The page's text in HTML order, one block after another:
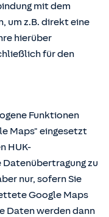
mit dem
um z.B. direkt eine
hierüber
für den
Funktionen
Maps" eingesetzt
HUK-
Datenübertragung zu
nur, sofern Sie
Google Maps
Daten werden dann